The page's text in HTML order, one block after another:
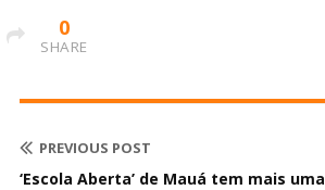
0
SHARE
PREVIOUS POST
‘Escola Aberta’ de Mauá tem mais uma